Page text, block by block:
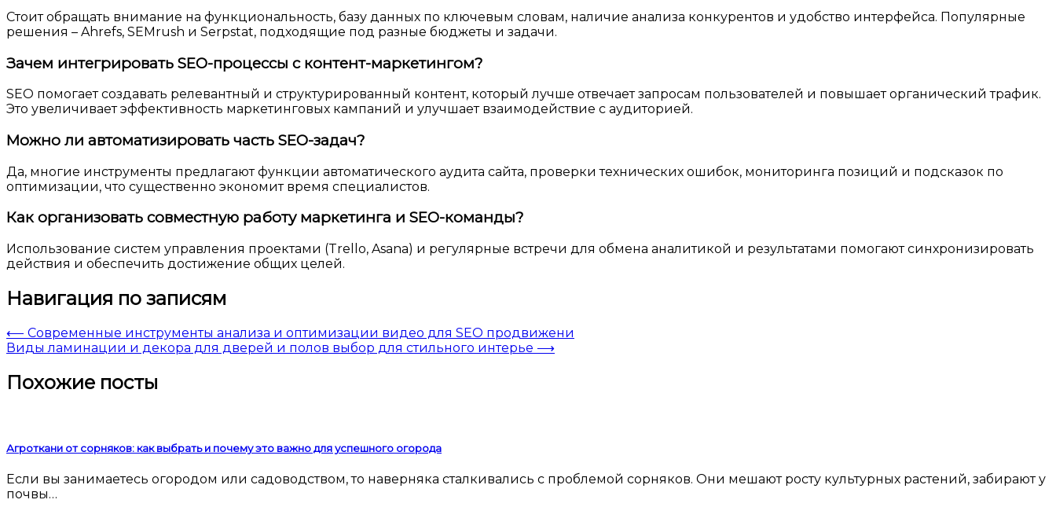
Стоит обращать внимание на функциональность, базу данных по ключевым словам, наличие анализа конкурентов и удобство интерфейса. Популярные
решения – Ahrefs, SEMrush и Serpstat, подходящие под разные бюджеты и задачи.
Зачем интегрировать SEO-процессы с контент-маркетингом?
SEO помогает создавать релевантный и структурированный контент, который лучше отвечает запросам пользователей и повышает органический трафик.
Это увеличивает эффективность маркетинговых кампаний и улучшает взаимодействие с аудиторией.
Можно ли автоматизировать часть SEO-задач?
Да, многие инструменты предлагают функции автоматического аудита сайта, проверки технических ошибок, мониторинга позиций и подсказок по
оптимизации, что существенно экономит время специалистов.
Как организовать совместную работу маркетинга и SEO-команды?
Использование систем управления проектами (Trello, Asana) и регулярные встречи для обмена аналитикой и результатами помогают синхронизировать
действия и обеспечить достижение общих целей.
Навигация по записям
⟵ Современные инструменты анализа и оптимизации видео для SEO продвижени
Виды ламинации и декора для дверей и полов выбор для стильного интерье ⟶
Похожие посты
Агроткани от сорняков: как выбрать и почему это важно для успешного огорода
Если вы занимаетесь огородом или садоводством, то наверняка сталкивались с проблемой сорняков. Они мешают росту культурных растений, забирают у
почвы…